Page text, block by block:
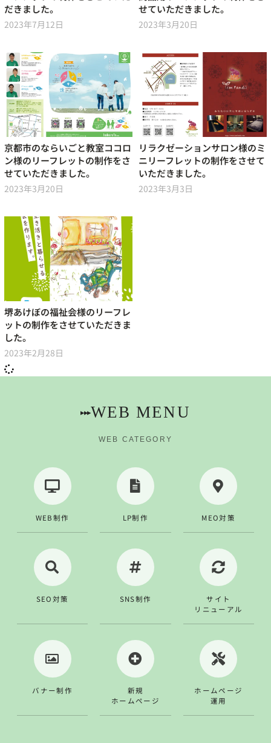
だきました。
2023年7月12日
せていただきました。
2023年3月20日
京都市のならいごと教室ココロ
ン様のリーフレットの制作をさ
せていただきました。
2023年3月20日
リラクゼーションサロン様のミ
ニリーフレットの制作をさせて
いただきました。
2023年3月3日
堺あけぼの福祉会様のリーフレ
ットの制作をさせていただきま
した。
2023年2月28日
▸▸▸WEB MENU
WEB CATEGORY
WEB制作 LP制作 MEO対策
SEO対策 SNS制作
サイト
リニューアル
バナー制作
新規
ホームページ
ホームページ
運用